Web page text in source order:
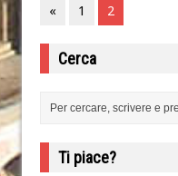
« 1 2
Cerca
Ti piace?